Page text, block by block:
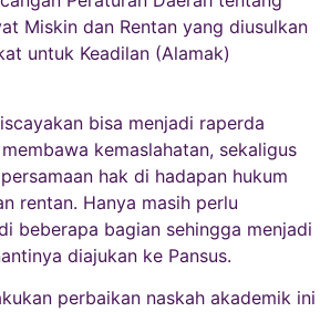
Miskin dan Rentan yang diusulkan
untuk Keadilan (Alamak)
bisa menjadi raperda
kemaslahatan, sekaligus
hak di hadapan hukum
rentan. Hanya masih perlu
beberapa bagian sehingga menjadi
diajukan ke Pansus.
perbaikan naskah akademik ini